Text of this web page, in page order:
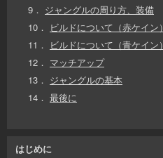
9． ジャングルの周り方、装備
10． ビルドについて（赤ケイン）
11． ビルドについて（青ケイン）
12． マッチアップ
13． ジャングルの基本
14． 最後に
はじめに